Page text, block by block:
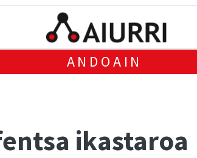
ANDOAIN
ikastaroa